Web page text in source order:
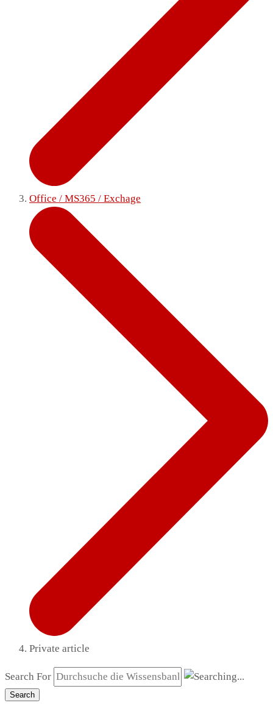
Office / MS365 / Exchage
Private article
Search For
Search